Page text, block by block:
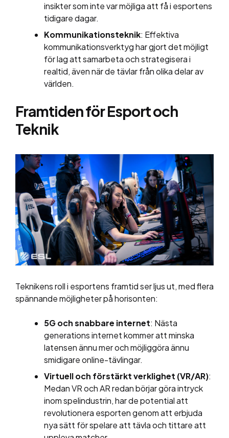
insikter som inte var möjliga att få i esportens
tidigare dagar.
Kommunikationsteknik: Effektiva
kommunikationsverktyg har gjort det möjligt
för lag att samarbeta och strategisera i
realtid, även när de tävlar från olika delar av
världen.
Framtiden för Esport och
Teknik
Teknikens roll i esportens framtid ser ljus ut, med flera
spännande möjligheter på horisonten:
5G och snabbare internet: Nästa
generations internet kommer att minska
latensen ännu mer och möjliggöra ännu
smidigare online-tävlingar.
Virtuell och förstärkt verklighet (VR/AR):
Medan VR och AR redan börjar göra intryck
inom spelindustrin, har de potential att
revolutionera esporten genom att erbjuda
nya sätt för spelare att tävla och tittare att